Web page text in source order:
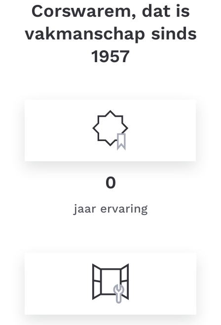
Corswarem, dat is
vakmanschap sinds
1957
jaar ervaring
0